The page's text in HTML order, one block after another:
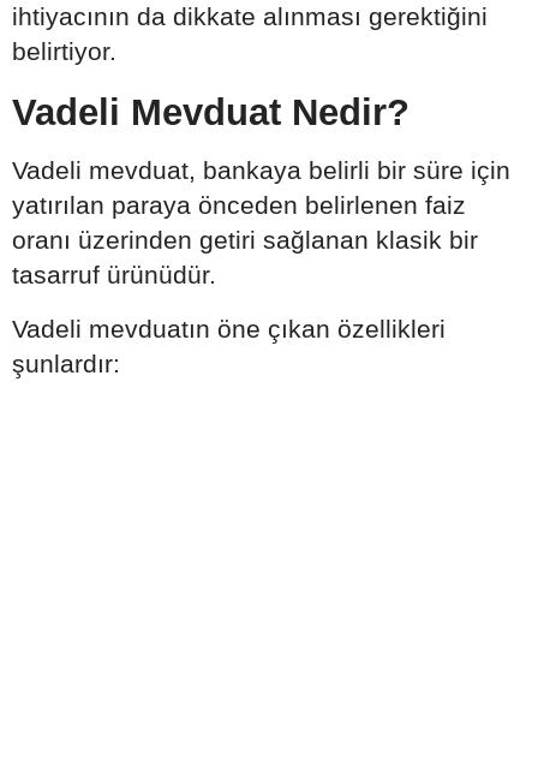
ihtiyacının da dikkate alınması gerektiğini
belirtiyor.
Vadeli Mevduat Nedir?
Vadeli mevduat, bankaya belirli bir süre için
yatırılan paraya önceden belirlenen faiz
oranı üzerinden getiri sağlanan klasik bir
tasarruf ürünüdür.
Vadeli mevduatın öne çıkan özellikleri
şunlardır: